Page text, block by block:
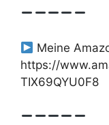
Meine
https://
TIX69QYU0F8